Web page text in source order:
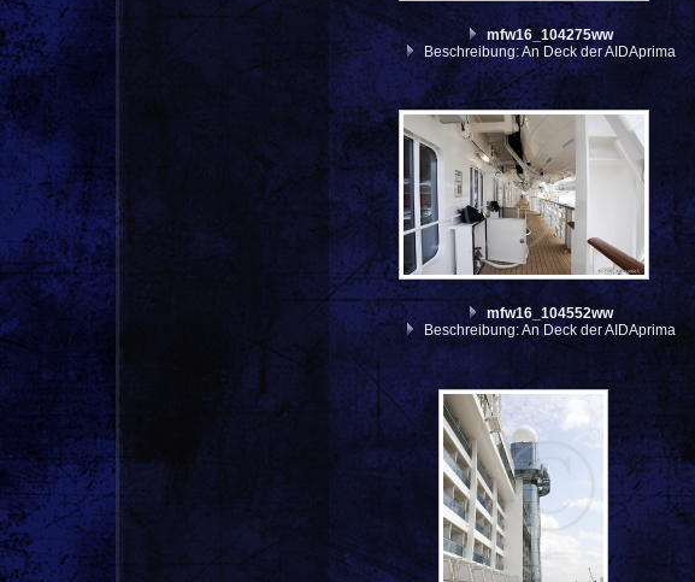
mfw16_104275ww
Beschreibung: An Deck der AIDAprima
mfw16_104552ww
Beschreibung: An Deck der AIDAprima